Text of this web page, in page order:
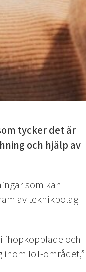
tycker det är
och hjälp av
som kan
av teknikbolag
ihopkopplade och
IoT-området,”